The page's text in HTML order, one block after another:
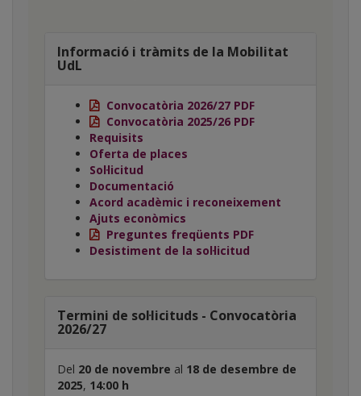
Informació i tràmits de la Mobilitat
UdL
Convocatòria 2026/27 PDF
Convocatòria 2025/26 PDF
Requisits
Oferta de places
Sol·licitud
Documentació
Acord acadèmic i reconeixement
Ajuts econòmics
Preguntes freqüents PDF
Desistiment de la sol·licitud
Termini de sol·licituds - Convocatòria
2026/27
Del 20 de novembre al 18 de desembre de
2025, 14:00 h